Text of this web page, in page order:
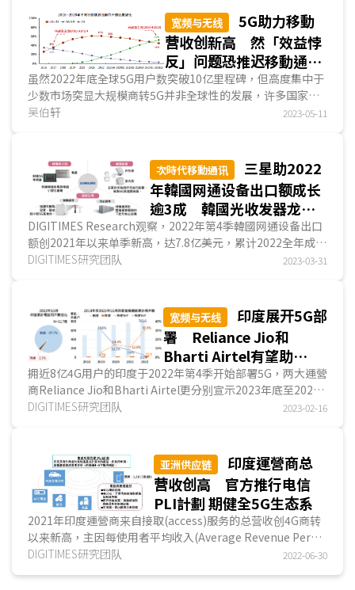
宽频与无线
5G助力移動
营收创新高 然「效益悖
反」问题恐推迟移動通讯
時代转换时程
虽然2022年底全球5G用户数突破10亿里程碑，但高度集中于
少数市场突显大规模商转5G并非全球性的发展，许多国家／
地区的移動用户并未出现强烈转换5G的需求。DIGITIM...
吴伯轩 2023-05-11
次時代移動通讯
三星助2022
年韓國网通设备出口额成长
逾3成 韓國光收发器龙头
抢攻海外5G市场
DIGITIMES Research观察，2022年第4季韓國网通设备出口
额创2021年以来单季新高，达7.8亿美元，累计2022全年成长
逾3成，达29亿美元，其中，三星电子(Samsung Elec...
DIGITIMES研究团队 2023-03-31
宽频与无线
印度展开5G部
署 Reliance Jio和
Bharti Airtel有望助
Open RAN萌芽发展
拥近8亿4G用户的印度于2022年第4季开始部署5G，两大運營
商Reliance Jio和Bharti Airtel更分别宣示2023年底至2024
年第1季末5G網絡覆盖全印度。尽管部署初期采用传...
DIGITIMES研究团队 2023-02-16
亚洲供应链
印度運營商总
营收创高 官方推行电信
PLI計劃 期健全5G生态系
2021年印度運營商来自接取(access)服务的总营收创4G商转
以来新高，主因每使用者平均收入(Average Revenue Per
User；ARPU)回升，且移動用户数维持在11.5亿以上高...
DIGITIMES研究团队 2022-06-30